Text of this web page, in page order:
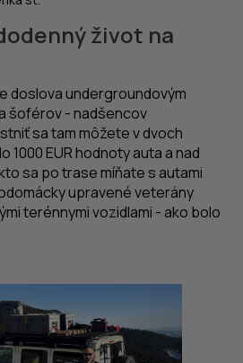
život na
doslova undergroundovým
šoférov - nadšencov
sa tam môžete v dvoch
1000 EUR hodnoty auta a nad
sa po trase míňate s autami
upravené veterány
terénnymi vozidlami - ako bolo